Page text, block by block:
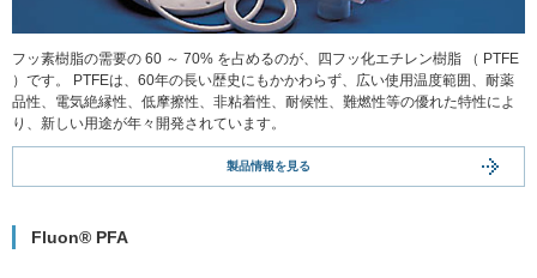
フッ素樹脂の需要の 60 ～ 70% を占めるのが、四フッ化エチレン樹脂 （ PTFE
）です。 PTFEは、60年の長い歴史にもかかわらず、広い使用温度範囲、耐薬
品性、電気絶縁性、低摩擦性、非粘着性、耐候性、難燃性等の優れた特性によ
り、新しい用途が年々開発されています。
製品情報を見る
Fluon® PFA